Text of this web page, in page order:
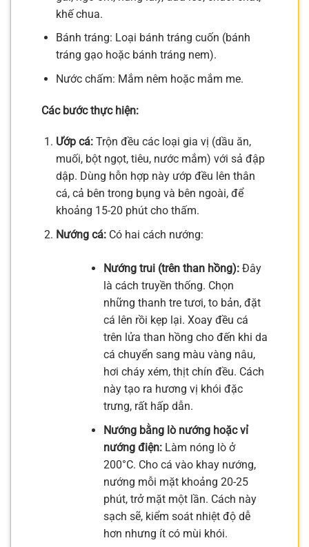
khế chua.
Bánh tráng: Loại bánh tráng cuốn (bánh
tráng gạo hoặc bánh tráng nem).
Nước chấm: Mắm nêm hoặc mắm me.
Các bước thực hiện:
Ướp cá:Trộn đều các loại gia vị (dầu ăn,
muối, bột ngọt, tiêu, nước mắm) với sả đập
dập. Dùng hỗn hợp này ướp đều lên thân
cá, cả bên trong bụng và bên ngoài, để
khoảng 15-20 phút cho thấm.
Nướng cá:Có hai cách nướng:
Nướng trui (trên than hồng):Đây
là cách truyền thống. Chọn
những thanh tre tươi, to bản, đặt
cá lên rồi kẹp lại. Xoay đều cá
trên lửa than hồng cho đến khi da
cá chuyển sang màu vàng nâu,
hơi cháy xém, thịt chín đều. Cách
này tạo ra hương vị khói đặc
trưng, rất hấp dẫn.
Nướng bằng lò nướng hoặc vỉ
nướng điện:Làm nóng lò ở
200°C. Cho cá vào khay nướng,
nướng mỗi mặt khoảng 20-25
phút, trở mặt một lần. Cách này
sạch sẽ, kiểm soát nhiệt độ dễ
hơn nhưng ít có mùi khói.